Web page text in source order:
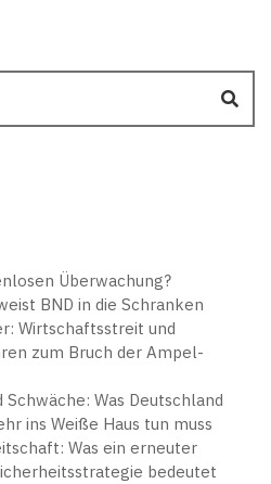
Überwachung?
BND in die Schranken
Wirtschaftsstreit und
zum Bruch der Ampel-
Was Deutschland
ins Weiße Haus tun muss
Was ein erneuter
bedeutet